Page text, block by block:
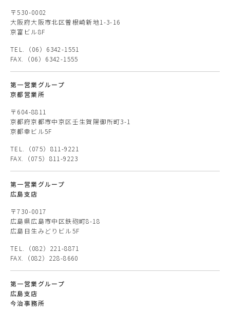
〒530-0002
大阪府大阪市北区曽根崎新地1-3-16
京富ビル8F
TEL.（06）6342-1551
FAX.（06）6342-1555
第一営業グループ
京都営業所
〒604-8811
京都府京都市中京区壬生賀陽御所町3-1
京都幸ビル5F
TEL.（075）811-9221
FAX.（075）811-9223
第一営業グループ
広島支店
〒730-0017
広島県広島市中区鉄砲町8-18
広島日生みどりビル5F
TEL.（082）221-8871
FAX.（082）228-8660
第一営業グループ
広島支店
今治事務所